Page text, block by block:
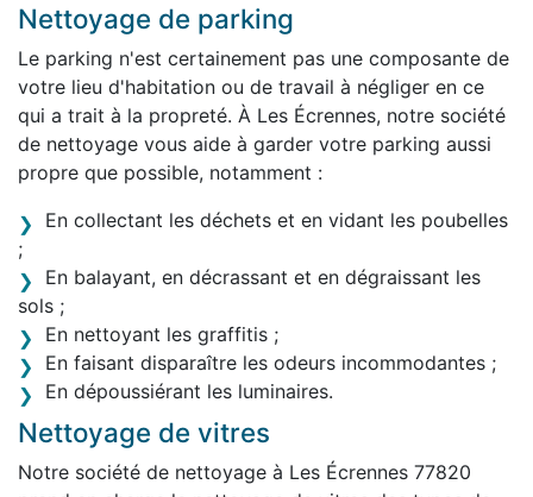
Nettoyage de parking
Le parking n'est certainement pas une composante de
votre lieu d'habitation ou de travail à négliger en ce
qui a trait à la propreté. À Les Écrennes, notre société
de nettoyage vous aide à garder votre parking aussi
propre que possible, notamment :
En collectant les déchets et en vidant les poubelles
;
En balayant, en décrassant et en dégraissant les
sols ;
En nettoyant les graffitis ;
En faisant disparaître les odeurs incommodantes ;
En dépoussiérant les luminaires.
Nettoyage de vitres
Notre société de nettoyage à Les Écrennes 77820